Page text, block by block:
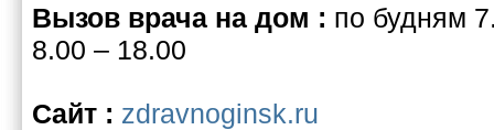
Вызов врача на дом : по будням
8.00 – 18.00
Сайт : zdravnoginsk.ru